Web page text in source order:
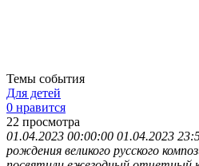
Темы события
Для детей
0 нравится
22 просмотра
01.04.2023 00:00:00 01.04.2023
рождения великого русского